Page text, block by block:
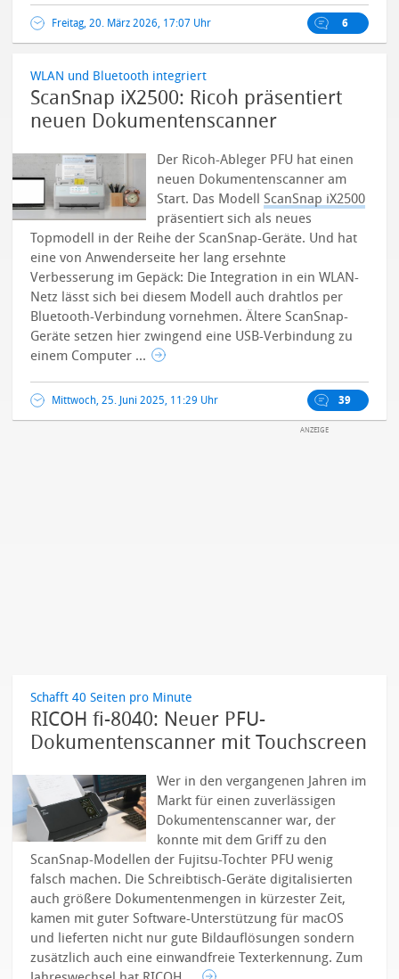
Freitag, 20. März 2026, 17:07 Uhr 6
WLAN und Bluetooth integriert
ScanSnap iX2500: Ricoh präsentiert
neuen Dokumentenscanner
Der Ricoh-Ableger PFU hat einen
neuen Dokumentenscanner am
Start. Das ModellScanSnap iX2500
präsentiert sich als neues
Topmodell in der Reihe der ScanSnap-Geräte. Und hat
eine von Anwenderseite her lang ersehnte
Verbesserung im Gepäck: Die Integration in ein WLAN-
Netz lässt sich bei diesem Modell auch drahtlos per
Bluetooth-Verbindung vornehmen. Ältere ScanSnap-
Geräte setzen hier zwingend eine USB-Verbindung zu
einem Computer ...
Mittwoch, 25. Juni 2025, 11:29 Uhr 39
Schafft 40 Seiten pro Minute
RICOH fi-8040: Neuer PFU-
Dokumentenscanner mit Touchscreen
Wer in den vergangenen Jahren im
Markt für einen zuverlässigen
Dokumentenscanner war, der
konnte mit dem Griff zu den
ScanSnap-Modellen der Fujitsu-Tochter PFU wenig
falsch machen. Die Schreibtisch-Geräte digitalisierten
auch größere Dokumentenmengen in kürzester Zeit,
kamen mit guter Software-Unterstützung für macOS
und lieferten nicht nur gute Bildauflösungen sondern
zusätzlich auch eine einwandfreie Texterkennung.Zum